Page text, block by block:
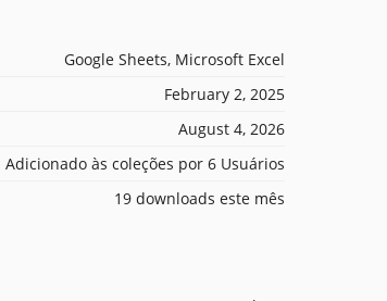
Google Sheets, Microsoft Excel
February 2, 2025
August 4, 2026
Adicionado às coleções por 6 Usuários
19 downloads este mês